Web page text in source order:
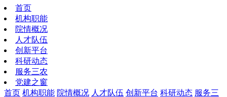
首页
机构职能
院情概况
人才队伍
创新平台
科研动态
服务三农
党建之窗
首页 机构职能 院情概况 人才队伍 创新平台 科研动态 服务三